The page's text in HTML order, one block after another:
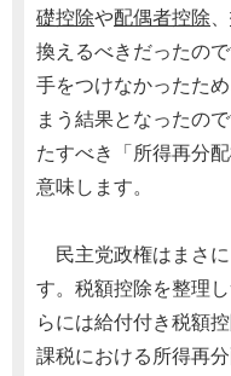
礎控除や配偶者控除、
換えるべきだったの
手をつけなかったた
まう結果となったの
たすべき「所得再分
意味します。
民主党政権はまさ
す。税額控除を整理
らには給付付き税額
課税における所得再